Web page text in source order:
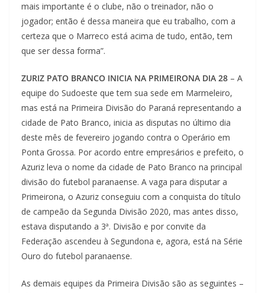
mais importante é o clube, não o treinador, não o
jogador; então é dessa maneira que eu trabalho, com a
certeza que o Marreco está acima de tudo, então, tem
que ser dessa forma”.
ZURIZ PATO BRANCO INICIA NA PRIMEIRONA DIA 28 – A
equipe do Sudoeste que tem sua sede em Marmeleiro,
mas está na Primeira Divisão do Paraná representando a
cidade de Pato Branco, inicia as disputas no último dia
deste mês de fevereiro jogando contra o Operário em
Ponta Grossa. Por acordo entre empresários e prefeito, o
Azuriz leva o nome da cidade de Pato Branco na principal
divisão do futebol paranaense. A vaga para disputar a
Primeirona, o Azuriz conseguiu com a conquista do título
de campeão da Segunda Divisão 2020, mas antes disso,
estava disputando a 3ª. Divisão e por convite da
Federação ascendeu à Segundona e, agora, está na Série
Ouro do futebol paranaense.
As demais equipes da Primeira Divisão são as seguintes –